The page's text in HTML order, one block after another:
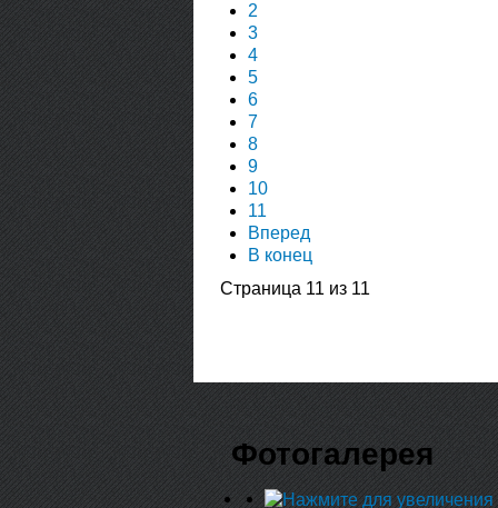
2
3
4
5
6
7
8
9
10
11
Вперед
В конец
Страница 11 из 11
Фотогалерея